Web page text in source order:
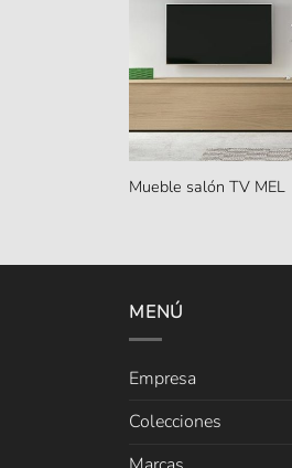
Mueble salón TV MEL
MENÚ
Empresa
Colecciones